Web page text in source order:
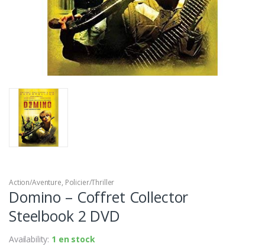
Action/Aventure, Policier/Thriller
Domino – Coffret Collector
Steelbook 2 DVD
Availability: 1 en stock